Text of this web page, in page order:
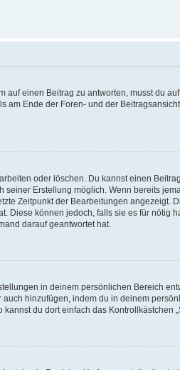
einen Beitrag zu antworten, musst du
Ende der Foren- und der
oder löschen. Du kannst einen
Erstellung möglich. Wenn bereits
Zeitpunkt der Bearbeitungen angezeigt.
können jedoch, falls sie es für nötig
darauf geantwortet hat.
in deinem persönlichen Bereich
hinzufügen, indem du in deinem
du dort einfach das Kontrollkästchen